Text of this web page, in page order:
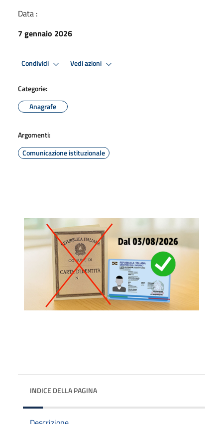
Data :
7 gennaio 2026
Condividi Vedi azioni
Categorie:
Anagrafe
Argomenti:
Comunicazione istituzionale
INDICE DELLA PAGINA